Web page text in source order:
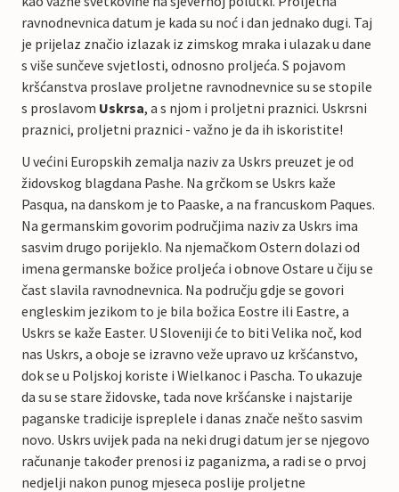
ravnodnevnica datum je kada su noć i dan jednako dugi. Taj
je prijelaz značio izlazak iz zimskog mraka i ulazak u dane
s više sunčeve svjetlosti, odnosno proljeća. S pojavom
kršćanstva proslave proljetne ravnodnevnice su se stopile
s proslavom Uskrsa, a s njom i proljetni praznici. Uskrsni
praznici, proljetni praznici - važno je da ih iskoristite!
U većini Europskih zemalja naziv za Uskrs preuzet je od
židovskog blagdana Pashe. Na grčkom se Uskrs kaže
Pasqua, na danskom je to Paaske, a na francuskom Paques.
Na germanskim govorim područjima naziv za Uskrs ima
sasvim drugo porijeklo. Na njemačkom Ostern dolazi od
imena germanske božice proljeća i obnove Ostare u čiju se
čast slavila ravnodnevnica. Na području gdje se govori
engleskim jezikom to je bila božica Eostre ili Eastre, a
Uskrs se kaže Easter. U Sloveniji će to biti Velika noč, kod
nas Uskrs, a oboje se izravno veže upravo uz kršćanstvo,
dok se u Poljskoj koriste i Wielkanoc i Pascha. To ukazuje
da su se stare židovske, tada nove kršćanske i najstarije
paganske tradicije ispreplele i danas znače nešto sasvim
novo. Uskrs uvijek pada na neki drugi datum jer se njegovo
računanje također prenosi iz paganizma, a radi se o prvoj
nedjelji nakon punog mjeseca poslije proljetne